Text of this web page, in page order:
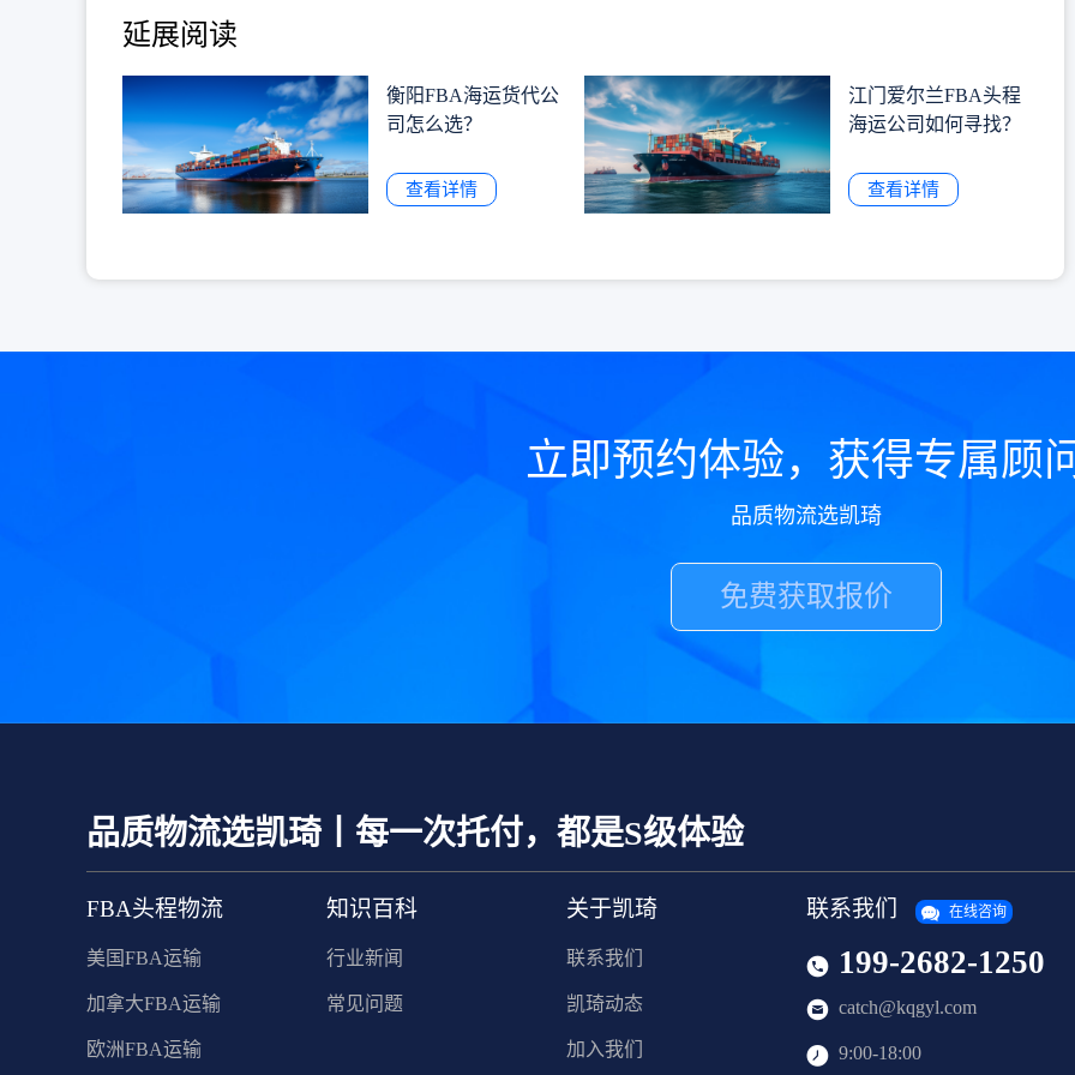
延展阅读
衡阳FBA海运货代公
司怎么选？
查看详情
江门爱尔兰FBA头程
海运公司如何寻找？
查看详情
立即预约体验，获得专属顾
品质物流选凯琦
免费获取报价
品质物流选凯琦丨每一次托付，都是S级体验
FBA头程物流
美国FBA运输
加拿大FBA运输
欧洲FBA运输
知识百科
行业新闻
常见问题
关于凯琦
联系我们
凯琦动态
加入我们
联系我们 在线咨询
199-2682-1250
catch@kqgyl.com
9:00-18:00